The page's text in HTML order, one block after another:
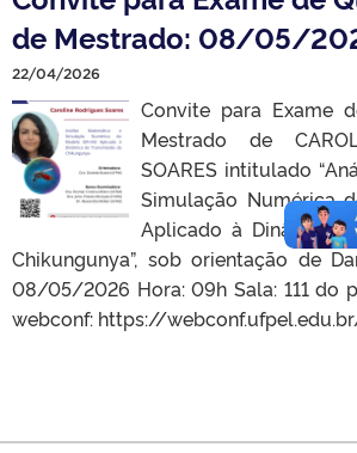
de Mestrado: 08/05/
22/04/2026
Convite para Exame
Mestrado de
SOARES intitulado
Simulação Numérica
Aplicado à Dinâmica
Chikungunya”, sob orientação de
08/05/2026 Hora: 09h Sala: 111 do
webconf: https://